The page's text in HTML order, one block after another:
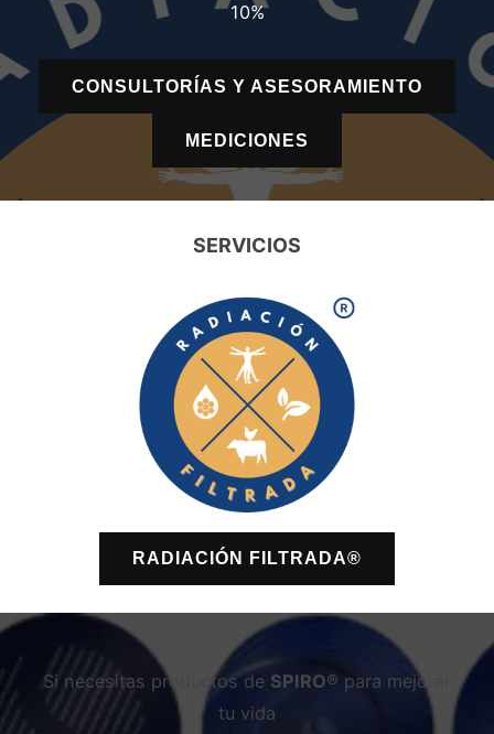
10%
CONSULTORÍAS Y ASESORAMIENTO
MEDICIONES
SERVICIOS
RADIACIÓN FILTRADA®
Si necesitas productos de SPIRO® para mejorar
tu vida